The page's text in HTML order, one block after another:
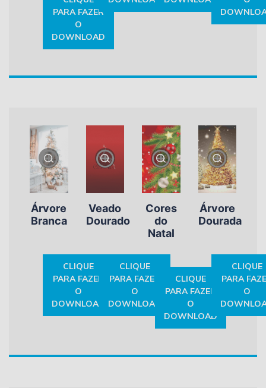
PARA FAZER
O
DOWNLOAD
Árvore
Branca
CLIQUE
PARA FAZER
O
DOWNLOAD
Veado
Dourado
CLIQUE
PARA FAZER
O
DOWNLOAD
Cores
do
Natal
CLIQUE
PARA FAZER
O
DOWNLOAD
Árvore
Dourada
CLIQUE
PARA
O